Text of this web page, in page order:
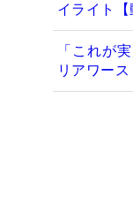
イライト【
「これが
リアワース